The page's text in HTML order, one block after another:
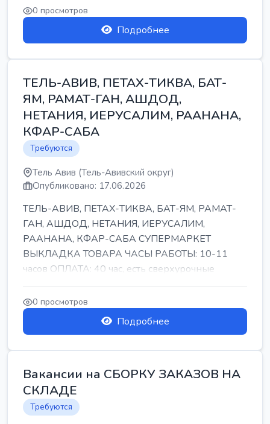
0 просмотров
Подробнее
ТЕЛЬ-АВИВ, ПЕТАХ-ТИКВА, БАТ-
ЯМ, РАМАТ-ГАН, АШДОД,
НЕТАНИЯ, ИЕРУСАЛИМ, РААНАНА,
КФАР-САБА
Требуются
Тель Авив (Тель-Авивский округ)
Опубликовано: 17.06.2026
ТЕЛЬ-АВИВ, ПЕТАХ-ТИКВА, БАТ-ЯМ, РАМАТ-
ГАН, АШДОД, НЕТАНИЯ, ИЕРУСАЛИМ,
РААНАНА, КФАР-САБА СУПЕРМАРКЕТ
ВЫКЛАДКА ТОВАРА ЧАСЫ РАБОТЫ: 10-11
часов ОПЛАТА: 40 час, есть сверхурочные
ПИТАНИЕ ЕСТЬ Для синих б...
0 просмотров
Подробнее
Вакансии на СБОРКУ ЗАКАЗОВ НА
СКЛАДЕ
Требуются